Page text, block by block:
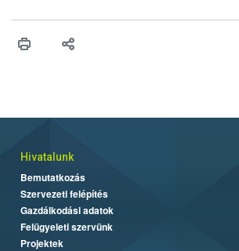
Hivatalunk
Bemutatkozás
Szervezeti felépítés
Gazdálkodási adatok
Felügyeleti szervünk
Projektek